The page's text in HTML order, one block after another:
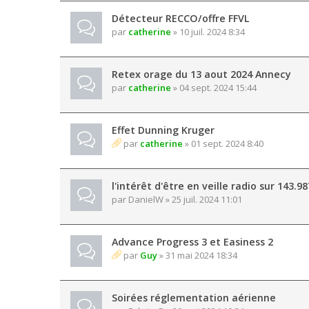
Détecteur RECCO/offre FFVL
par catherine » 10 juil. 2024 8:34
Retex orage du 13 aout 2024 Annecy
par catherine » 04 sept. 2024 15:44
Effet Dunning Kruger
par catherine » 01 sept. 2024 8:40
l'intérêt d'être en veille radio sur
par DanielW» 25 juil. 2024 11:01
Advance Progress 3 et Easiness 2
par Guy» 31 mai 2024 18:34
Soirées réglementation aérienne